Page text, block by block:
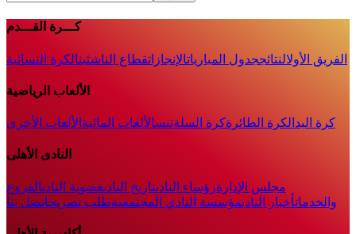
كـــرة القـــدم
الفريق الأولالنتائججدول المبارياتالإنجازاتقطاع الناشئينالكرة النسائية
الألعاب الرياضية
كرة اليد الكرة الطائرةكرة السلةتنسالألعاب المائية الألعاب الأخرى
النادى الأهلى
مجلس الإدارةرؤساء النادىتاريخ النادىعضوية النادىالفروع
والخدماتأخبار الناديمؤسسة النادي المجتمعيةطلب تصريحاتصل بنا